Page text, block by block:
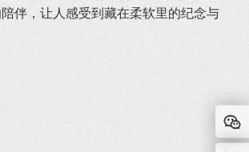
伴，让人感受到藏在柔软里的纪念与